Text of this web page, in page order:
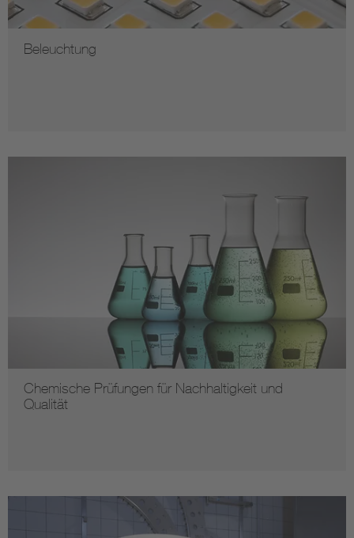
Beleuchtung
Chemische Prüfungen für Nachhaltigkeit und
Qualität